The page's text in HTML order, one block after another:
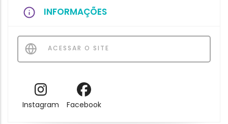
INFORMAÇÕES
ACESSAR O SITE
Instagram Facebook